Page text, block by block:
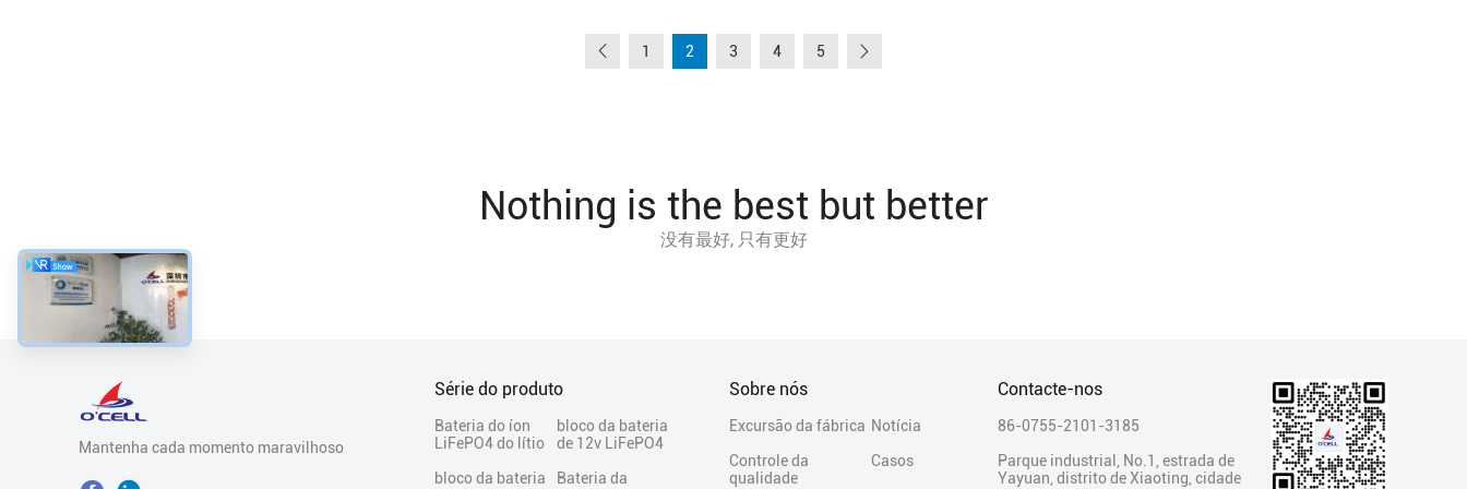
1 2 3 4 5
Nothing is the best but better
没有最好, 只有更好
Mantenha cada momento maravilhoso
Série do produto
Bateria do íon
LiFePO4 do lítio
bloco da bateria
de 12v LiFePO4
bloco da bateria
Bateria da
Sobre nós
Excursão da fábrica Notícia
Controle da
qualidade
Casos
Contacte-nos
86-0755-2101-3185
Parque industrial, No.1, estrada de
Yayuan, distrito de Xiaoting, cidade